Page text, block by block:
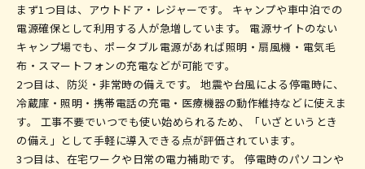
まず1つ目は、アウトドア・レジャーです。 キャンプや車中泊での
電源確保として利用する人が急増しています。 電源サイトのない
キャンプ場でも、ポータブル電源があれば照明・扇風機・電気毛
布・スマートフォンの充電などが可能です。
2つ目は、防災・非常時の備えです。 地震や台風による停電時に、
冷蔵庫・照明・携帯電話の充電・医療機器の動作維持などに使えま
す。 工事不要でいつでも使い始められるため、「いざというとき
の備え」として手軽に導入できる点が評価されています。
3つ目は、在宅ワークや日常の電力補助です。 停電時のパソコンや